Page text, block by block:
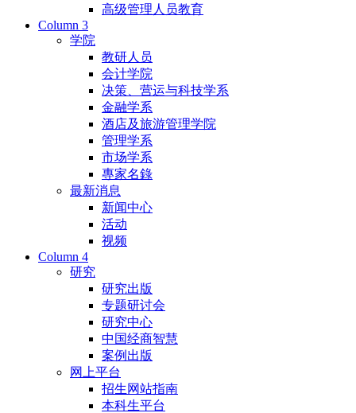
高级管理人员教育
Column 3
学院
教研人员
会计学院
决策、营运与科技学系
金融学系
酒店及旅游管理学院
管理学系
市场学系
專家名錄
最新消息
新闻中心
活动
视频
Column 4
研究
研究出版
专题研讨会
研究中心
中国经商智慧
案例出版
网上平台
招生网站指南
本科生平台